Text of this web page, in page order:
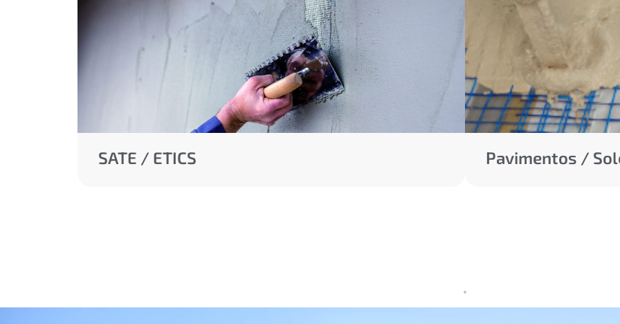
SATE / ETICS Pavimentos /